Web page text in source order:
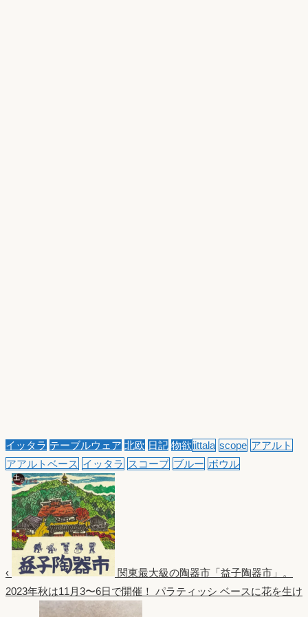
イッタラ テーブルウェア 北欧 日記 物欲iittala scope アアルト
アアルトベース イッタラ スコープ ブルー ボウル
‹
関東最大級の陶器市「益子陶器市」。
2023年秋は11月3〜6日で開催！ パラティッシ ベースに花を生け